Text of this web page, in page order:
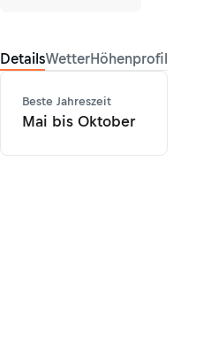
DetailsWetterHöhenprofil
Beste Jahreszeit
Mai bis Oktober